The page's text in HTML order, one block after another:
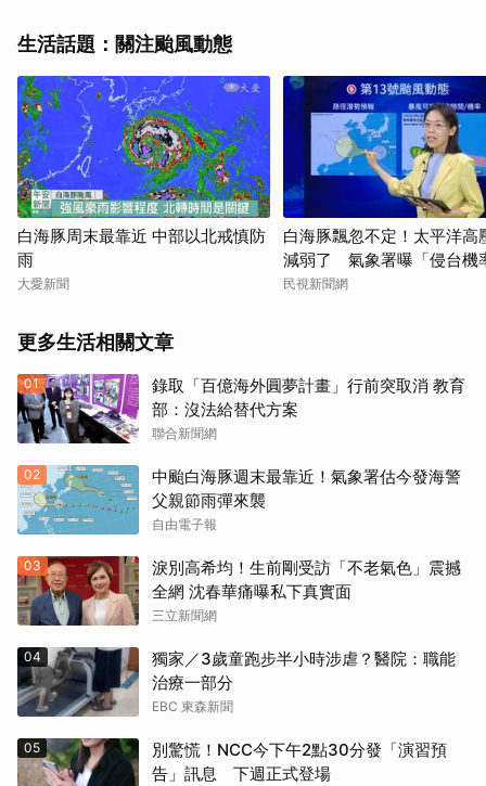
生活話題：關注颱風動態
白海豚周末最靠近 中部以北戒慎防
雨
大愛新聞
白海豚飄忽不定！太平洋高
減弱了 氣象署曝「侵台機
樣說
民視新聞網
更多生活相關文章
01
錄取「百億海外圓夢計畫」行前突取消 教育
部：沒法給替代方案
聯合新聞網
02
中颱白海豚週末最靠近！氣象署估今發海警
父親節雨彈來襲
自由電子報
03
淚別高希均！生前剛受訪「不老氣色」震撼
全網 沈春華痛曝私下真實面
三立新聞網
04
獨家／3歲童跑步半小時涉虐？醫院：職能
治療一部分
EBC 東森新聞
05
別驚慌！NCC今下午2點30分發「演習預
告」訊息 下週正式登場